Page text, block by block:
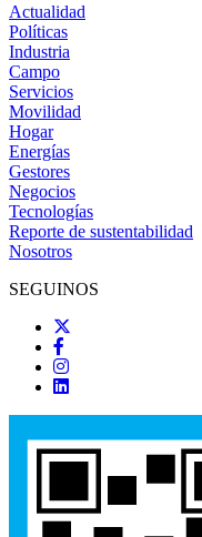
Actualidad
Políticas
Industria
Campo
Servicios
Movilidad
Hogar
Energías
Gestores
Negocios
Tecnologías
Reporte de sustentabilidad
Nosotros
SEGUINOS